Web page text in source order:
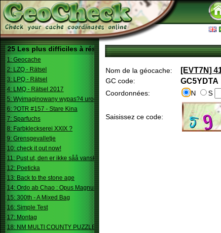
25 Les plus difficiles à résoudre
1: Geocache
2: LZQ - Rätsel
3: LPQ - Rätsel
4: LMQ - Rätsel 2017
5: Wyimaginowany wypas?4 urodziny
6: ?OTR #157 - Stare Kina
7: Sparfuchs
8: Farbkleckserei XXIX ?
9: Grensgevalletje
10: check it out now!
11: Pust ut, den er ikke såå vanskelig.
12: Poeticka
13: Back to the stone age
14: Ordo ab Chao : Opus Magnum
15: 300th - A Mixed Bag
16: Simple Test
17: Montag
18: NM MULTI COUNTY PUZZLE
Nom de la géocache: [EVT7N]
GC code: GC5YDTA
Coordonnées: N S
Saisissez ce code: